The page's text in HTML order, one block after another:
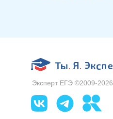
Эксперт ЕГЭ ©2009-2026